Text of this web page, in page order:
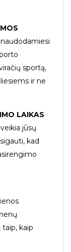
sportą,
ir ne
LAIKAS
jūsų
kad
kaip